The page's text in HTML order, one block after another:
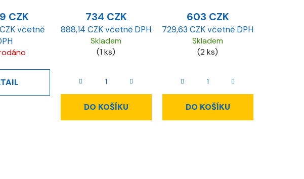
CZK
včetně
734 CZK
888,14 CZK včetně DPH
Skladem
(1 ks)
DO KOŠÍKU
603 CZK
729,63 CZK včetně DPH
Skladem
(2 ks)
DO KOŠÍKU